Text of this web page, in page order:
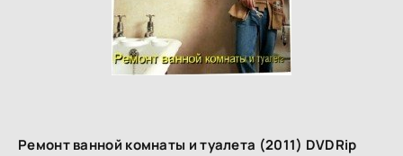
Ремонт ванной комнаты и туалета (2011) DVDRip